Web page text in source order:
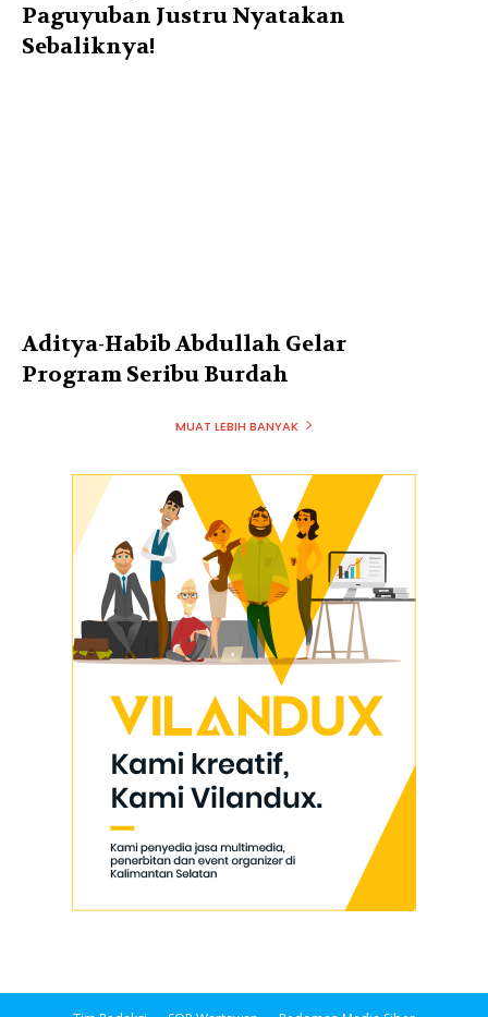
Paguyuban Justru Nyatakan
Sebaliknya!
Aditya-Habib Abdullah Gelar
Program Seribu Burdah
MUAT LEBIH BANYAK